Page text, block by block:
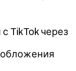
TikTok через